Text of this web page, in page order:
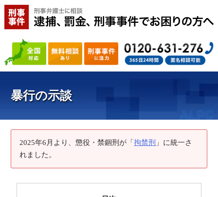
暴行の示談
2025年6月より、懲役・禁錮刑が「拘禁刑 」に統一さ
れました。